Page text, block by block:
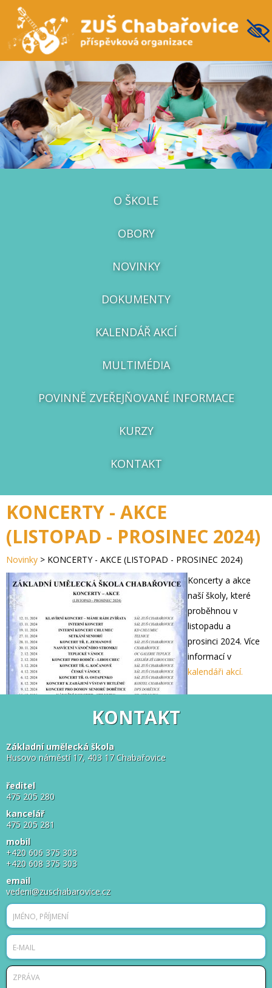
O ŠKOLE
OBORY
NOVINKY
DOKUMENTY
KALENDÁŘ AKCÍ
MULTIMÉDIA
POVINNĚ ZVEŘEJŇOVANÉ INFORMACE
KURZY
KONTAKT
KONCERTY - AKCE
(LISTOPAD - PROSINEC 2024)
Novinky > KONCERTY - AKCE (LISTOPAD - PROSINEC 2024)
Koncerty a akce
naší školy, které
proběhnou v
listopadu a
prosinci 2024. Více
informací v
kalendáři akcí.
KONTAKT
Základní umělecká škola
Husovo náměstí 17, 403 17 Chabařovice
ředitel
475 205 280
kancelář
475 205 281
mobil
+420 606 375 303
+420 608 375 303
email
vedeni@zuschabarovice.cz